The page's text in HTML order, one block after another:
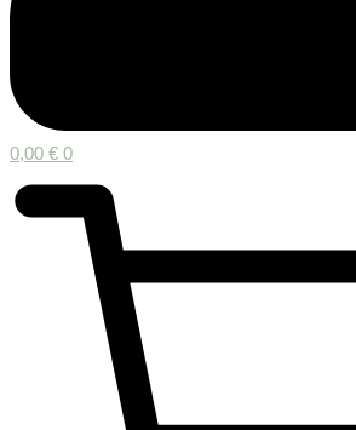
0,00 € 0